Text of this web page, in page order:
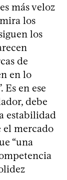
más veloz
los
los
de
en lo
en ese
debe
estabilidad
el mercado
“una